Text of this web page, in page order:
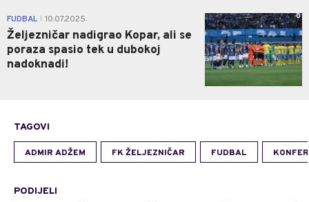
FUDBAL 10.07.2025.
Željezničar nadigrao Kopar, ali se
poraza spasio tek u dubokoj
nadoknadi!
0
TAGOVI
ADMIR ADŽEM FK ŽELJEZNIČAR FUDBAL
PODIJELI